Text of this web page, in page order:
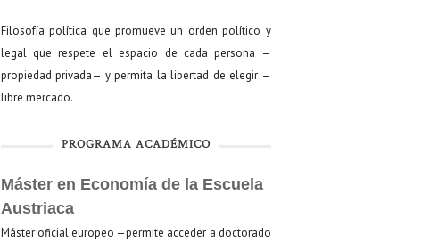
Filosofía política que promueve un orden político y
legal que respete el espacio de cada persona —
propiedad privada— y permita la libertad de elegir —
libre mercado.
PROGRAMA ACADÉMICO
Máster en Economía de la Escuela
Austriaca
Máster oficial europeo —permite acceder a doctorado